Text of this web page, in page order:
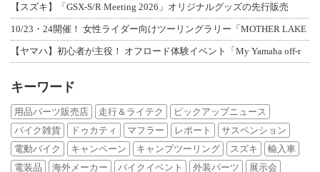
【スズキ】「GSX-S/R Meeting 2026」オリジナルグッズの先行販売
10/23・24開催！ 女性ライダー向けツーリングラリー「MOTHER LAKE
【ヤマハ】初心者が主役！ オフロード体験イベント「My Yamaha off-r
キーワード
用品パーツ販売店 走行＆ライテク
ピックアップニュース
バイク雑貨
ドゥカティ マフラー レポート
サスペンション
電動バイク
キャンペーン キャンプツーリング スズキ
輸入車
電装品
海外メーカー バイクイベント 外装パーツ 展示会